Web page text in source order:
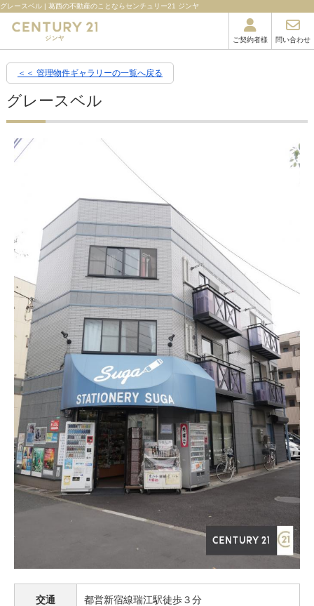
グレースベル | 葛西の不動産のことならセンチュリー21 ジンヤ
ご契約者様 問い合わせ
＜＜ 管理物件ギャラリーの一覧へ戻る
グレースベル
交通 都営新宿線瑞江駅徒歩３分